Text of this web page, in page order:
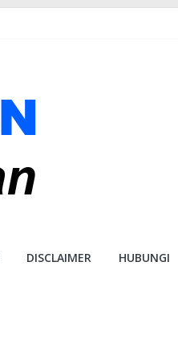
DISCLAIMER HUBUNGI